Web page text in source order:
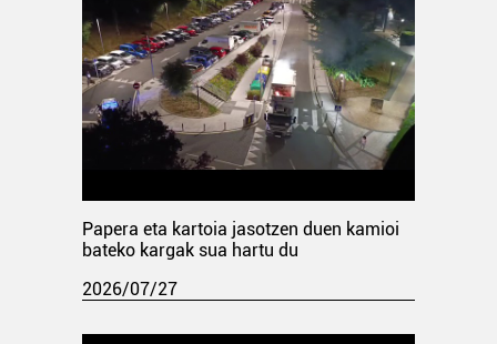
Papera eta kartoia jasotzen duen kamioi
bateko kargak sua hartu du
2026/07/27